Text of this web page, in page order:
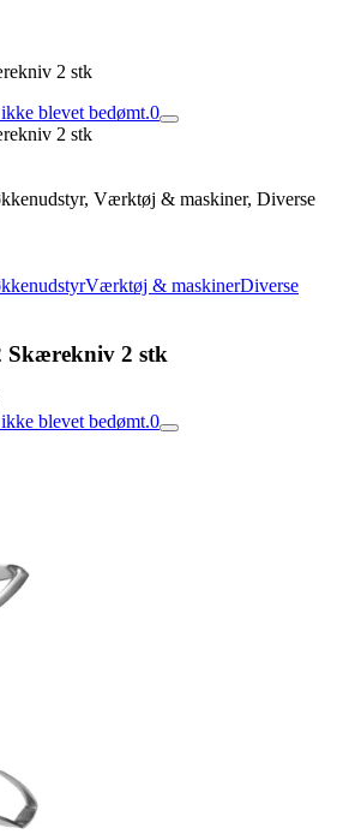
2 stk
blevet bedømt.0
2 stk
Værktøj & maskiner, Diverse
Værktøj & maskinerDiverse
Skærekniv 2 stk
blevet bedømt.0